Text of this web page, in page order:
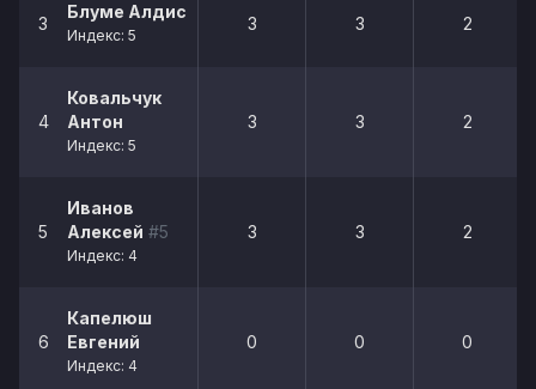
3
Блуме Алдис
Индекс: 5
3 3 2
4
Ковальчук
Антон
Индекс: 5
3 3 2
5
Иванов
Алексей #5
Индекс: 4
3 3 2
6
Капелюш
Евгений
Индекс: 4
0 0 0